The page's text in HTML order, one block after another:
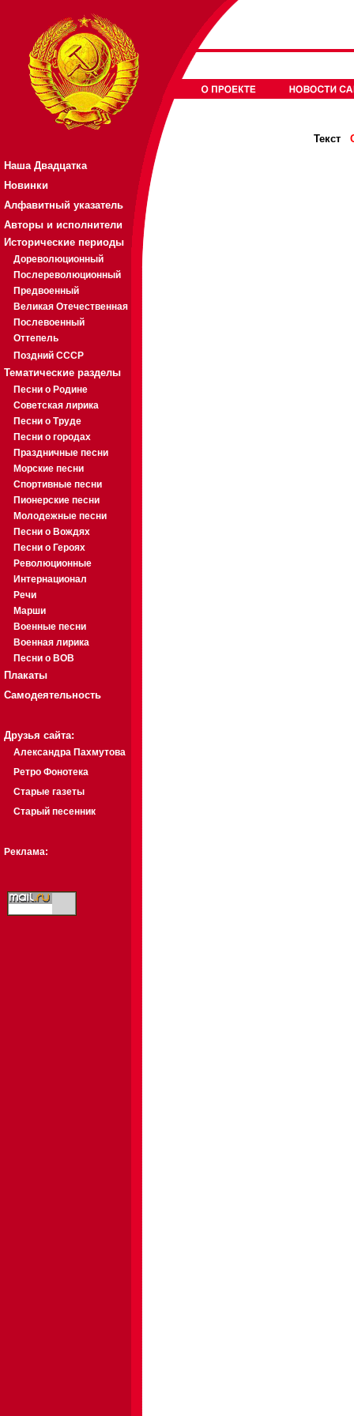
Наша Двадцатка
Новинки
Алфавитный указатель
Авторы и исполнители
Исторические периоды
Дореволюционный
Послереволюционный
Предвоенный
Великая Отечественная
Послевоенный
Оттепель
Поздний СССР
Тематические разделы
Песни о Родине
Советская лирика
Песни о Труде
Песни о городах
Праздничные песни
Морские песни
Спортивные песни
Пионерские песни
Молодежные песни
Песни о Вождях
Песни о Героях
Революционные
Интернационал
Речи
Марши
Военные песни
Военная лирика
Песни о ВОВ
Плакаты
Самодеятельность
Друзья сайта:
Александра Пахмутова
Ретро Фонотека
Старые газеты
Старый песенник
Реклама:
Текст